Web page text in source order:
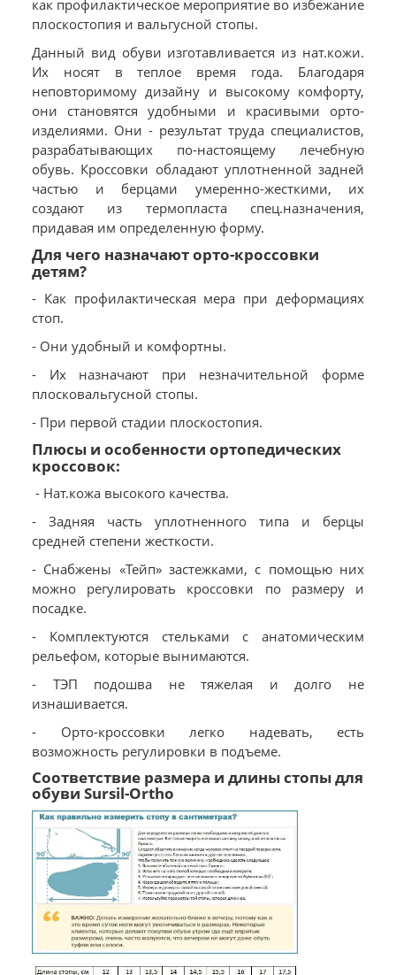
как профилактическое мероприятие во избежание
плоскостопия и вальгусной стопы.
Данный вид обуви изготавливается из нат.кожи.
Их носят в теплое время года. Благодаря
неповторимому дизайну и высокому комфорту,
они становятся удобными и красивыми орто-
изделиями. Они - результат труда специалистов,
разрабатывающих по-настоящему лечебную
обувь. Кроссовки обладают уплотненной задней
частью и берцами умеренно-жесткими, их
создают из термопласта спец.назначения,
придавая им определенную форму.
Для чего назначают орто-кроссовки
детям?
- Как профилактическая мера при деформациях
стоп.
- Они удобный и комфортны.
- Их назначают при незначительной форме
плосковальгусной стопы.
- При первой стадии плоскостопия.
Плюсы и особенности ортопедических
кроссовок:
- Нат.кожа высокого качества.
- Задняя часть уплотненного типа и берцы
средней степени жесткости.
- Снабжены «Тейп» застежками, с помощью них
можно регулировать кроссовки по размеру и
посадке.
- Комплектуются стельками с анатомическим
рельефом, которые вынимаются.
- ТЭП подошва не тяжелая и долго не
изнашивается.
- Орто-кроссовки легко надевать, есть
возможность регулировки в подъеме.
Соответствие размера и длины стопы для
обуви Sursil-Ortho